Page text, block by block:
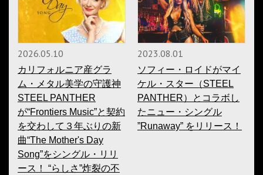
2026.05.10
カリフォルニア産グラ
ム・メタル美学の守護神
STEEL PANTHER
が“Frontiers Music”と契約
を交わして３年ぶりの新
曲“The Mother's Day
Song”をシングル・リリ
ース！ “らしさ”炸裂の不
2023.08.01
ソフィー・ロイドがマイ
ケル・スター（STEEL
PANTHER）とコラボし
たニュー・シングル
”Runaway” をリリース！